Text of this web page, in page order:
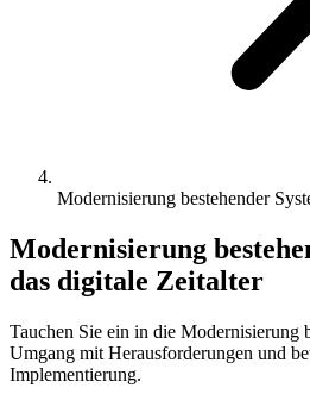
Modernisierung bestehender
Modernisierung
das digitale Zeitalter
Tauchen Sie ein in die Modernisierung
Umgang mit Herausforderungen und
Implementierung.